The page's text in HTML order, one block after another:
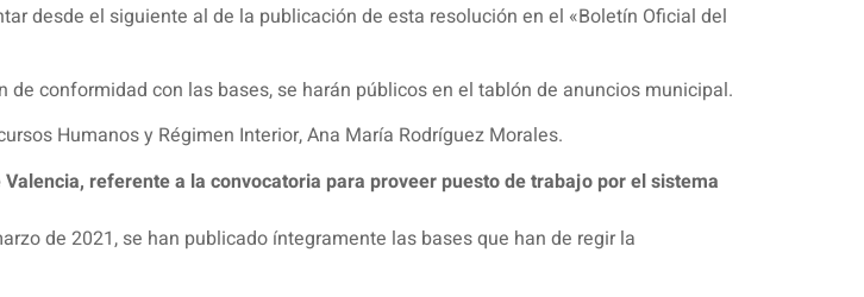
desde el siguiente al de la publicación de esta resolución en el «Boletín Oficial del
conformidad con las bases, se harán públicos en el tablón de anuncios municipal.
Humanos y Régimen Interior, Ana María Rodríguez Morales.
referente a la convocatoria para proveer puesto de trabajo por el sistema
de 2021, se han publicado íntegramente las bases que han de regir la